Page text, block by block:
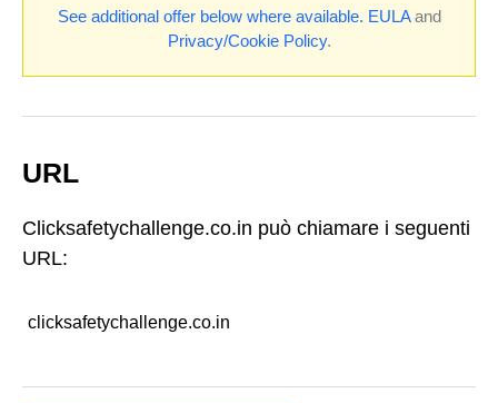
See additional offer below where available. EULAand
Privacy/Cookie Policy.
URL
Clicksafetychallenge.co.in può chiamare i seguenti
URL:
clicksafetychallenge.co.in